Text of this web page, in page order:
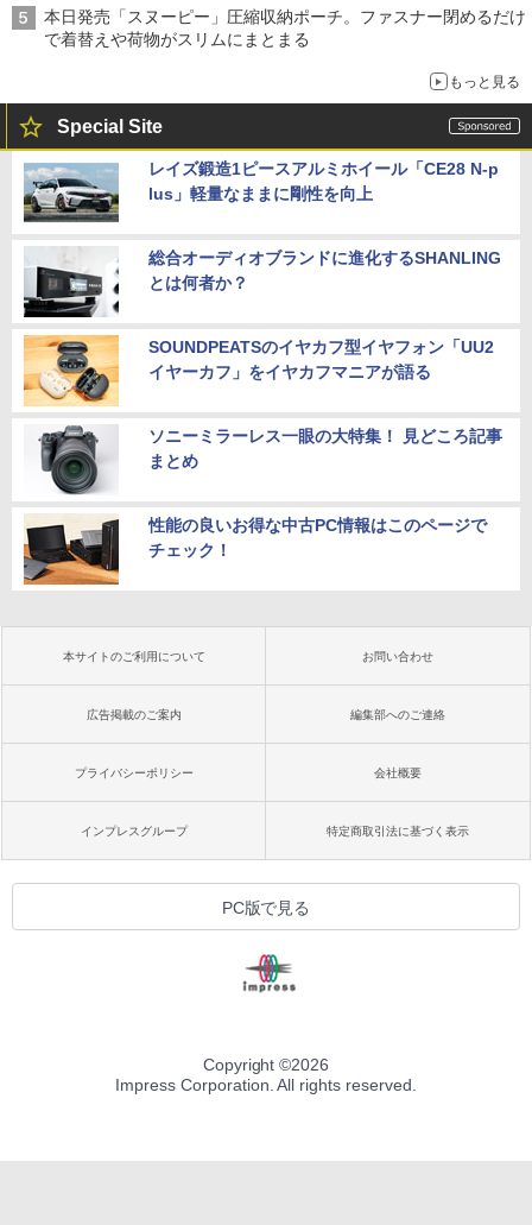
本日発売「スヌーピー」圧縮収納ポーチ。ファスナー閉めるだけ
で着替えや荷物がスリムにまとまる
もっと見る
Special Site
レイズ鍛造1ピースアルミホイール「CE28 N-p
lus」軽量なままに剛性を向上
総合オーディオブランドに進化するSHANLING
とは何者か？
SOUNDPEATSのイヤカフ型イヤフォン「UU2
イヤーカフ」をイヤカフマニアが語る
ソニーミラーレス一眼の大特集！ 見どころ記事
まとめ
性能の良いお得な中古PC情報はこのページで
チェック！
本サイトのご利用について お問い合わせ
広告掲載のご案内 編集部へのご連絡
プライバシーポリシー 会社概要
インプレスグループ 特定商取引法に基づく表示
PC版で見る
Copyright ©2026
Impress Corporation. All rights reserved.